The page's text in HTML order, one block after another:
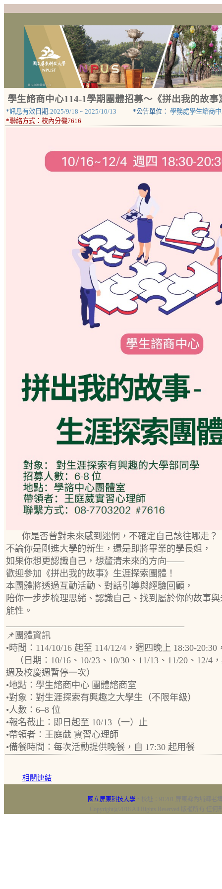
學生諮商中心114-1學期團體招募～《拼出我的故
*訊息有效 日期:2025/9/18 ~ 2025/10/13 *公告單位： 學務處學生諮商
*聯絡方式： 校內分機7616
你是否曾對未來感到迷惘，不確定自己該往哪走？
不論你是剛進大學的新生，還是即將畢業的學長姐，
如果你想更認識自己，想釐清未來的方向——
歡迎參加《拼出我的故事》生涯探索團體！
本團體將透過互動活動、對話引導與經驗回顧，
陪你一步步梳理思緒、認識自己、找到屬於你的故事
能性。
📌團體資訊
•時間：114/10/16 起至 114/12/4，週四晚上 18:30-20:30
（日期：10/16、10/23、10/30、11/13、11/20、12/4
週及校慶週暫停一次）
•地點：學生諮商中心 團體諮商室
•對象：對生涯探索有興趣之大學生（不限年級）
•人數：6–8 位
•報名截止：即日起至 10/13（一）止
•帶領者：王庭葳 實習心理師
•備餐時間：每次活動提供晚餐，自 17:30 起用餐
相關連結
國立屏東科技大學‧校址：91201 屏東縣內埔鄉老